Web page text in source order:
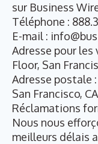
sur Business
Téléphone :
E-mail :
Adresse pour les
Floor, San
Adresse postale
San Francisco,
Réclamations
Nous nous
meilleurs délais